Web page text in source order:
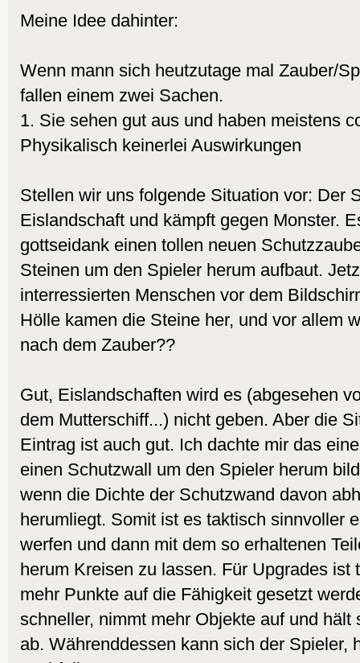
Meine Idee dahinter:
Wenn mann sich heutzutage mal Zauber/
fallen einem zwei Sachen.
1. Sie sehen gut aus und haben meistens
Physikalisch keinerlei Auswirkungen
Stellen wir uns folgende Situation vor: Der
Eislandschaft und kämpft gegen Monster.
gottseidank einen tollen neuen
Steinen um den Spieler herum aufbaut.
interressierten Menschen vor dem
Hölle kamen die Steine her, und vor allem
nach dem Zauber??
Gut, Eislandschaften wird es (abgesehen
dem Mutterschiff...) nicht geben. Aber die
Eintrag ist auch gut. Ich dachte mir das
einen Schutzwall um den Spieler herum
wenn die Dichte der Schutzwand davon
herumliegt. Somit ist es taktisch sinnvoller
werfen und dann mit dem so erhaltenen
herum Kreisen zu lassen. Für Upgrades ist
mehr Punkte auf die Fähigkeit gesetzt
schneller, nimmt mehr Objekte auf und
ab. Währenddessen kann sich der Spieler,